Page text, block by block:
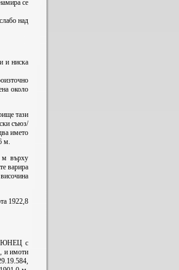
се
над
и ниска
около
тази
съюз/
името
м.
м върху
варира
1922,8
КЮНЕЦ с
и имоти